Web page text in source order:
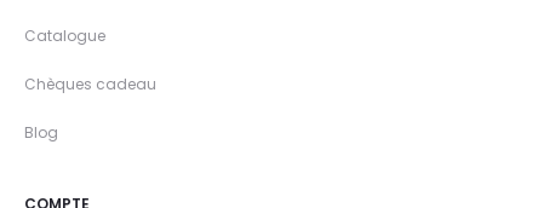
Catalogue
Chèques cadeau
Blog